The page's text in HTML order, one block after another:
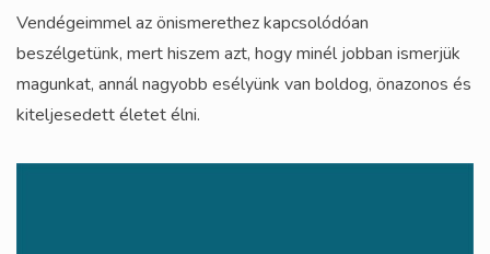
Vendégeimmel az önismerethez kapcsolódóan
beszélgetünk, mert hiszem azt, hogy minél jobban ismerjük
magunkat, annál nagyobb esélyünk van boldog, önazonos és
kiteljesedett életet élni.